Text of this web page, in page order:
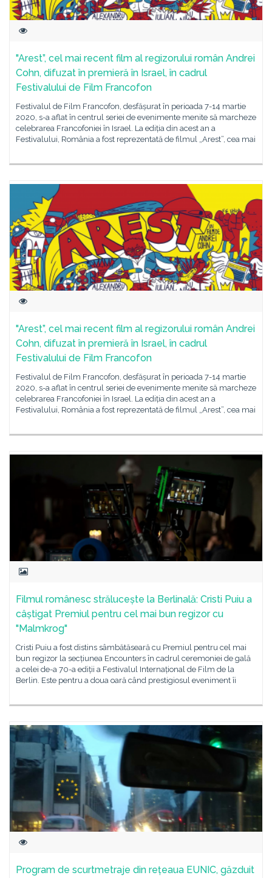
"Arest”, cel mai recent film al regizorului român Andrei
Cohn, difuzat în premieră în Israel, în cadrul
Festivalului de Film Francofon
Festivalul de Film Francofon, desfășurat în perioada 7-14 martie
2020, s-a aflat în centrul seriei de evenimente menite să marcheze
celebrarea Francofoniei în Israel. La ediția din acest an a
Festivalului, România a fost reprezentată de filmul „Arest”, cea mai
"Arest”, cel mai recent film al regizorului român Andrei
Cohn, difuzat în premieră în Israel, în cadrul
Festivalului de Film Francofon
Festivalul de Film Francofon, desfășurat în perioada 7-14 martie
2020, s-a aflat în centrul seriei de evenimente menite să marcheze
celebrarea Francofoniei în Israel. La ediția din acest an a
Festivalului, România a fost reprezentată de filmul „Arest”, cea mai
Filmul românesc strălucește la Berlinală: Cristi Puiu a
câștigat Premiul pentru cel mai bun regizor cu
"Malmkrog"
Cristi Puiu a fost distins sâmbătăseară cu Premiul pentru cel mai
bun regizor la secțiunea Encounters în cadrul ceremoniei de gală
a celei de-a 70-a ediții a Festivalul Internațional de Film de la
Berlin. Este pentru a doua oară când prestigiosul eveniment îi
Program de scurtmetraje din rețeaua EUNIC, găzduit